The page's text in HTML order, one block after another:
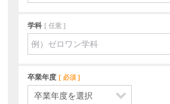
学科 任意
卒業年度 必須